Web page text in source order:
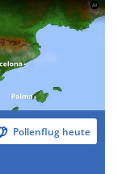
Pollenflug heute